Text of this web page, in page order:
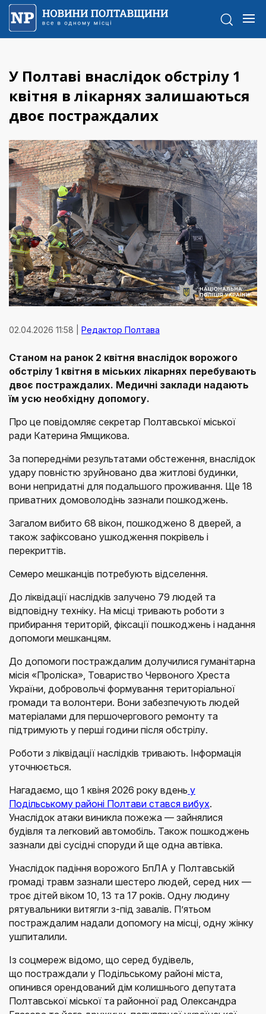
У Полтаві внаслідок обстрілу 1
квітня в лікарнях залишаються
двоє постраждалих
02.04.2026 11:58 | Редактор Полтава
Станом на ранок 2 квітня внаслідок ворожого
обстрілу 1 квітня в міських лікарнях перебувають
двоє постраждалих. Медичні заклади надають
їм усю необхідну допомогу.
Про це повідомляє секретар Полтавської міської
ради Катерина Ямщикова.
За попередніми результатами обстеження, внаслідок
удару повністю зруйновано два житлові будинки,
вони непридатні для подальшого проживання. Ще 18
приватних домоволодінь зазнали пошкоджень.
Загалом вибито 68 вікон, пошкоджено 8 дверей, а
також зафіксовано ушкодження покрівель і
перекриттів.
Семеро мешканців потребують відселення.
До ліквідації наслідків залучено 79 людей та
відповідну техніку. На місці тривають роботи з
прибирання територій, фіксації пошкоджень і надання
допомоги мешканцям.
До допомоги постраждалим долучилися гуманітарна
місія «Проліска», Товариство Червоного Хреста
України, добровольчі формування територіальної
громади та волонтери. Вони забезпечують людей
матеріалами для першочергового ремонту та
підтримують у перші години після обстрілу.
Роботи з ліквідації наслідків тривають. Інформація
уточнюється.
Нагадаємо, що 1 квіня 2026 року вдень у
Подільському районі Полтави стався вибух.
Унаслідок атаки виникла пожежа — зайнялися
будівля та легковий автомобіль. Також пошкоджень
зазнали дві сусідні споруди й ще одна автівка.
Унаслідок падіння ворожого БпЛА у Полтавській
громаді травм зазнали шестеро людей, серед них —
троє дітей віком 10, 13 та 17 років. Одну людину
рятувальники витягли з-під завалів. П’ятьом
постраждалим надали допомогу на місці, одну жінку
ушпиталили.
Із соцмереж відомо, що серед будівель,
що постраждали у Подільському районі міста,
опинився орендований дім колишнього депутата
Полтавської міської та районної рад Олександра